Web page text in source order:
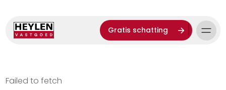
Gratis schatting
Failed to fetch